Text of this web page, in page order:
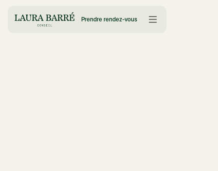
Prendre rendez-vous